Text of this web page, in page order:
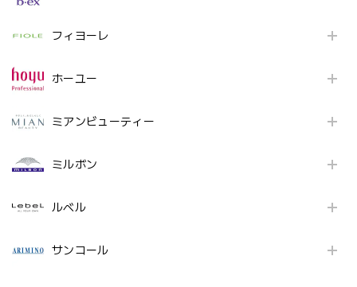
フィヨーレ
ホーユー
ミアンビューティー
ミルボン
ルベル
サンコール